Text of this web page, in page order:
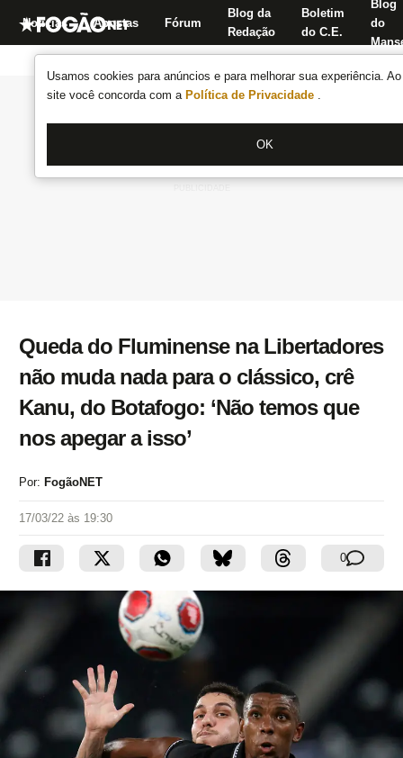
Usamos cookies para anúncios e para melhorar sua experiência.
site você concorda com a Política de Privacidade .
OK
Notícias Apostas Fórum
Blog da
Redação
Boletim
do C.E.
Blog
do
Queda do Fluminense na Libertadores
não muda nada para o clássico, crê
Kanu, do Botafogo: ‘Não temos que
nos apegar a isso’
Por: FogãoNET
17/03/22 às 19:30
0